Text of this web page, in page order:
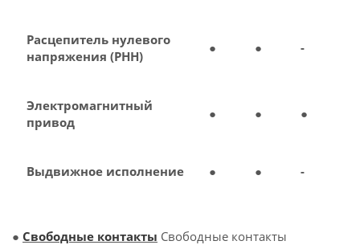
Расцепитель нулевого
напряжения (РНН)
● ● -
Электромагнитный
привод
● ● ●
Выдвижное исполнение ● ● -
● Свободные контакты Свободные контакты